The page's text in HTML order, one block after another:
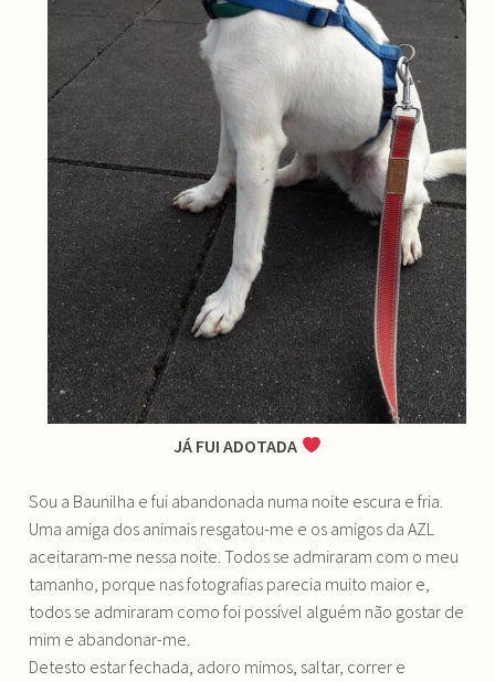
JÁ FUI ADOTADA
Sou a Baunilha e fui abandonada numa noite escura e fria.
Uma amiga dos animais resgatou-me e os amigos da AZL
aceitaram-me nessa noite. Todos se admiraram com o meu
tamanho, porque nas fotografias parecia muito maior e,
todos se admiraram como foi possível alguém não gostar de
mim e abandonar-me.
Detesto estar fechada, adoro mimos, saltar, correr e